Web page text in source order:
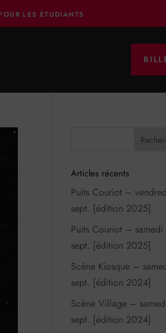
LES ÉTUDIANTS
Articles récents
Puits Couriot –
sept. [édition 2025]
Puits Couriot – samedi
sept. [édition 2025]
Scène Kiosque –
sept. [édition 2024]
Scène Village –
sept. [édition 2024]